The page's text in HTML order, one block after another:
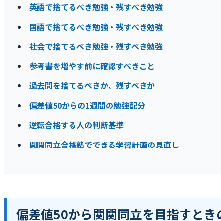
英語で捨てるべき勉強・残すべき勉強
国語で捨てるべき勉強・残すべき勉強
社会で捨てるべき勉強・残すべき勉強
参考書を増やす前に確認すべきこと
過去問を捨てるべきか、残すべきか
偏差値50からの1週間の勉強配分
逆転合格する人の判断基準
関関同立合格塾でできる学習計画の見直し
偏差値50から関関同立を目指すとき